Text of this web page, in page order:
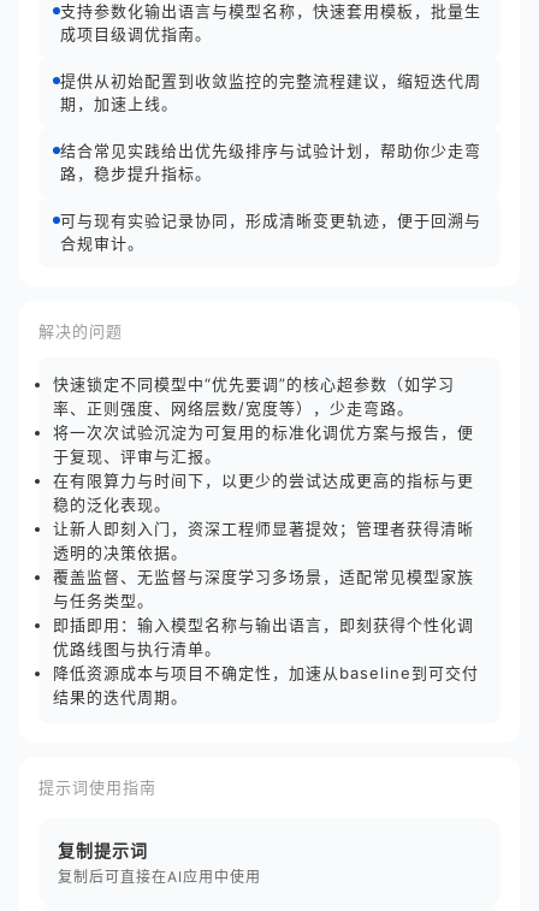
支持参数化输出语言与模型名称，快速套用模板，批量生
成项目级调优指南。
提供从初始配置到收敛监控的完整流程建议，缩短迭代周
期，加速上线。
结合常见实践给出优先级排序与试验计划，帮助你少走弯
路，稳步提升指标。
可与现有实验记录协同，形成清晰变更轨迹，便于回溯与
合规审计。
解决的问题
快速锁定不同模型中“优先要调”的核心超参数（如学习
率、正则强度、网络层数/宽度等），少走弯路。
将一次次试验沉淀为可复用的标准化调优方案与报告，便
于复现、评审与汇报。
在有限算力与时间下，以更少的尝试达成更高的指标与更
稳的泛化表现。
让新人即刻入门，资深工程师显著提效；管理者获得清晰
透明的决策依据。
覆盖监督、无监督与深度学习多场景，适配常见模型家族
与任务类型。
即插即用：输入模型名称与输出语言，即刻获得个性化调
优路线图与执行清单。
降低资源成本与项目不确定性，加速从baseline到可交付
结果的迭代周期。
提示词使用指南
复制提示词
复制后可直接在AI应用中使用